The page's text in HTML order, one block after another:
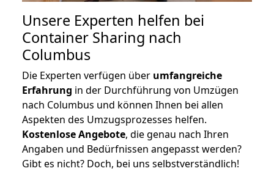
Unsere Experten helfen bei
Container Sharing nach
Columbus
Die Experten verfügen über umfangreiche
Erfahrung in der Durchführung von Umzügen
nach Columbus und können Ihnen bei allen
Aspekten des Umzugsprozesses helfen.
Kostenlose Angebote, die genau nach Ihren
Angaben und Bedürfnissen angepasst werden?
Gibt es nicht? Doch, bei uns selbstverständlich!